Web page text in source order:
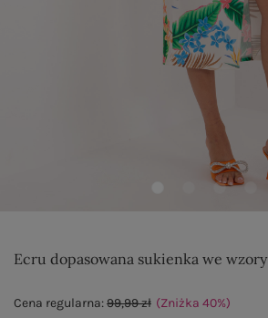
Ecru dopasowana sukienka we wzory
Cena regularna:99,99 zł (Zniżka 40%)